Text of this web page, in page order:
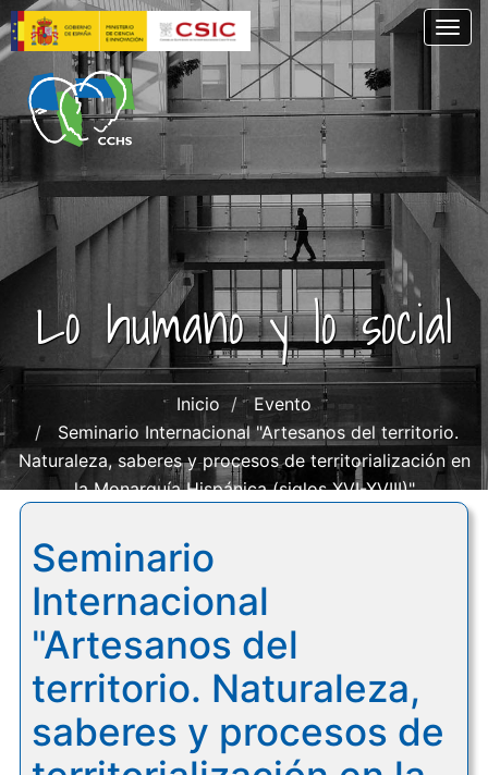
Pasar
al
contenido
principal
Lo humano y lo social
Inicio
Evento
Seminario Internacional "Artesanos del territorio.
Naturaleza, saberes y procesos de territorialización en
la Monarquía Hispánica (siglos XVI-XVIII)"
Seminario
Internacional
"Artesanos del
territorio. Naturaleza,
saberes y procesos de